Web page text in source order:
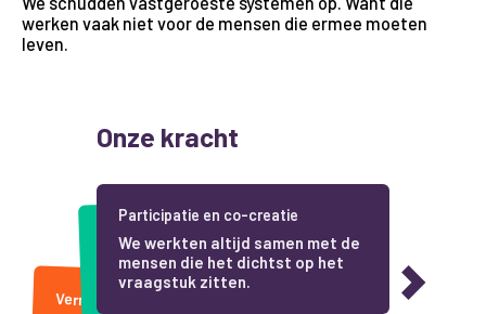
werken vaak niet voor de mensen die ermee moeten
leven.
Onze kracht
Participatie en co-creatie
We werkten altijd samen met de
mensen die het dichtst op het
vraagstuk zitten.
Verbinden
Wij brachten de wereld waarin
mensen leven en de wereld van
Vernieuwend vermogen